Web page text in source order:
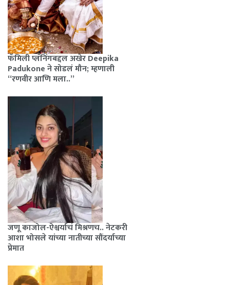
फॅमिली प्लॅनिंगबद्दल अखेर Deepika
Padukone ने सोडलं मौन; म्हणाली
“रणवीर आणि मला..”
जणू काजोल-ऐश्वर्याचं मिश्रणच.. नेटकरी
आशा भोसले यांच्या नातीच्या सौंदर्याच्या
प्रेमात